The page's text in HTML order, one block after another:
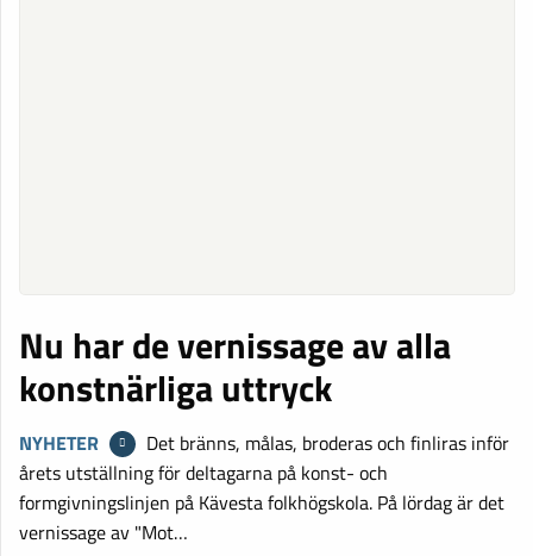
Nu har de vernissage av alla
konstnärliga uttryck
NYHETER
Det bränns, målas, broderas och finliras inför
årets utställning för deltagarna på konst- och
formgivningslinjen på Kävesta folkhögskola. På lördag är det
vernissage av "Mot…